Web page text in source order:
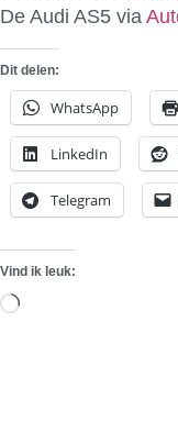
De Audi AS5 via
Dit delen:
WhatsApp
LinkedIn
Telegram
Vind ik leuk:
Aan